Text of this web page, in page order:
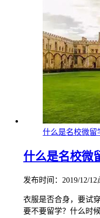
什么是名校微留
什么是名校微
发布时间：2019/12/12
衣服是否合身，要试
要不要留学？什么时